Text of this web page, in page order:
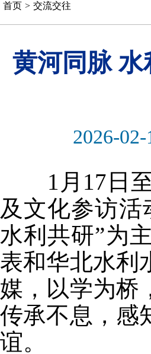
首页 > 交流交往
黄河同脉
2026-
1月17日至
及文化参访
水利共研”为
表和华北水利
媒，以学为桥
传承不息，感
谊。